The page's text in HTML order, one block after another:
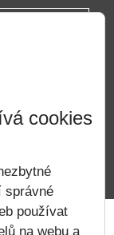
Cookies
cookies
správné
používat
na webu a